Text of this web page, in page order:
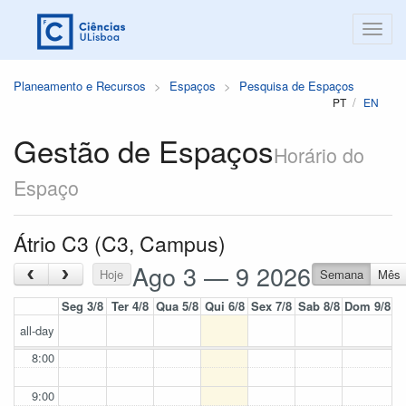
Planeamento e Recursos Espaços Pesquisa de Espaços
PT EN
Gestão de EspaçosHorário do
Espaço
Átrio C3 (C3, Campus)
‹ › Hoje Ago 3 — 9 2026 Semana
Mês
Seg 3/8 Ter 4/8 Qua 5/8 Qui 6/8 Sex 7/8 Sab 8/8 Dom 9/8
all-day
8:00
9:00